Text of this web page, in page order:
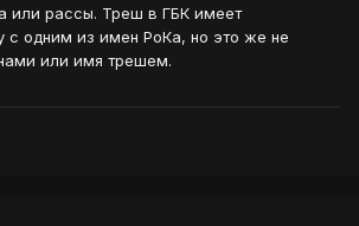
или рассы. Треш в ГБК имеет
с одним из имен РоКа, но это же не
или имя трешем.